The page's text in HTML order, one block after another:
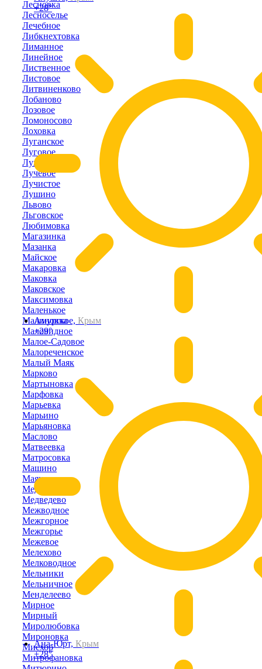
+28°
Амурское, Крым
+29°
Ана-Юрт, Крым
+28°
Лесновка
Лесноселье
Лечебное
Либкнехтовка
Лиманное
Линейное
Лиственное
Листовое
Литвиненково
Лобаново
Лозовое
Ломоносово
Лоховка
Луганское
Луговое
Лужки
Лучевое
Лучистое
Лушино
Львово
Льговское
Любимовка
Магазинка
Мазанка
Майское
Макаровка
Маковка
Маковское
Максимовка
Маленькое
Малиновка
Маловидное
Малое-Садовое
Малореченское
Малый Маяк
Марково
Мартыновка
Марфовка
Марьевка
Марьино
Марьяновка
Маслово
Матвеевка
Матросовка
Машино
Маяк
Медведевка
Медведево
Межводное
Межгорное
Межгорье
Межевое
Мелехово
Мелководное
Мельники
Мельничное
Менделеево
Мирное
Мирный
Миролюбовка
Мироновка
Мисхор
Митрофановка